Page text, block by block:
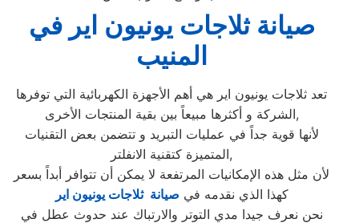
صيانة ثلاجات يونيون اير في
المنيب
تعد ثلاجات يونيون اير هي أهم الأجهزة الكهربائية التي توفرها
الشركة و أكثرها مبيعاً بين بقية المنتجات الأخرى,
لأنها قوية جداً في عمليات التبريد و تتضمن بعض التقنيات
المتميزة كتقنية الانفلتر,
لأن مثل هذه الإمكانيات المرتفعة لا يمكن أن تتوافر أبداً بسعر
كهذا الذي نقدمه في صيانة ثلاجات يونيون اير
نحن نعرف جيدا مدي التوتر والارتباك عند حدوث عطل في